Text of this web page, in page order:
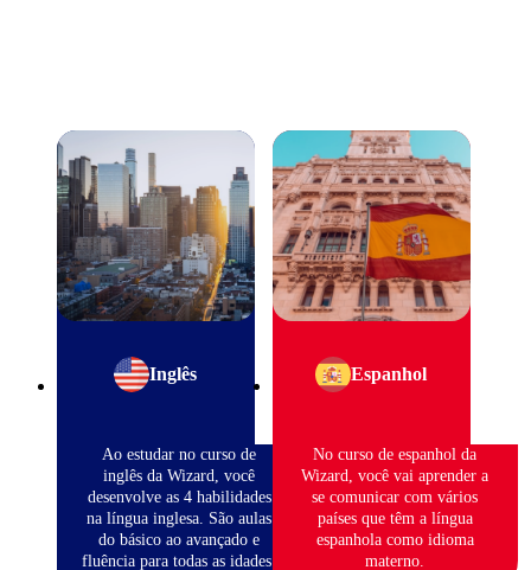
Inglês
Ao estudar no curso de
inglês da Wizard, você
desenvolve as 4 habilidades
na língua inglesa. São aulas
do básico ao avançado e
fluência para todas as idades.
Espanhol
No curso de espanhol da
Wizard, você vai aprender a
se comunicar com vários
países que têm a língua
espanhola como idioma
materno.